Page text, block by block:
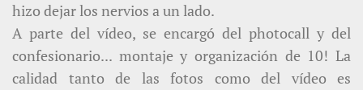
hizo dejar los nervios a un lado.
A parte del vídeo, se encargó del photocall y del
confesionario... montaje y organización de 10! La
calidad tanto de las fotos como del vídeo es